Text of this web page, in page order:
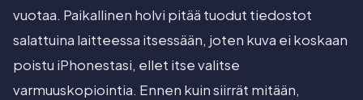
vuotaa. Paikallinen holvi pitää tuodut tiedostot
salattuina laitteessa itsessään, joten kuva ei koskaan
poistu iPhonestasi, ellet itse valitse
varmuuskopiointia. Ennen kuin siirrät mitään,